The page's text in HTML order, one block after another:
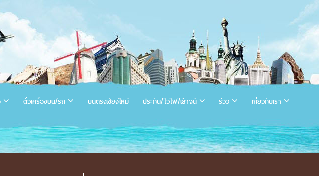
ตั๋วเครื่องบิน/รถ บินตรงเชียงใหม่ ประกัน/ไวไฟ/เล้าจน์ รีวิว เกี่ยวกับเรา